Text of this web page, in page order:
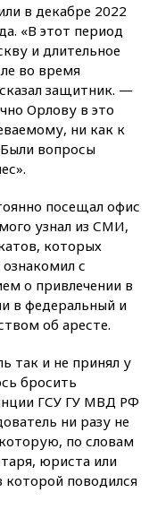
в декабре 2022
«В этот период
и длительное
во время
защитник. —
Орлову в это
ни как к
вопросы
посещал офис
узнал из СМИ,
которых
с
о привлечении в
в федеральный и
об аресте.
так и не принял у
бросить
ГСУ ГУ МВД РФ
ни разу не
по словам
юриста или
которой поводился